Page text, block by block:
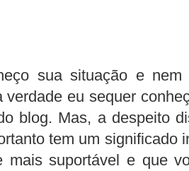
sua situação e
verdade eu sequer
blog. Mas, a despeito
tem um significado
mais suportável e que